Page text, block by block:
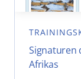
Signaturen
Afrikas